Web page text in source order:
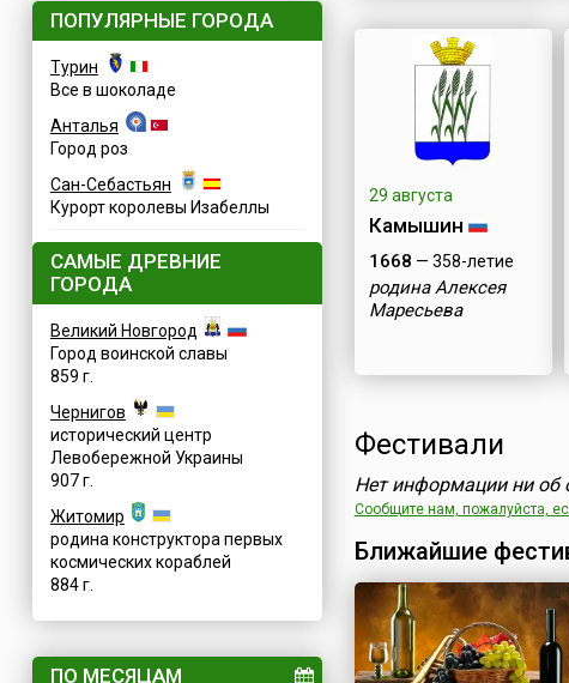
ПОПУЛЯРНЫЕ ГОРОДА
Турин
Все в шоколаде
Анталья
Город роз
Сан-Себастьян
Курорт королевы Изабеллы
САМЫЕ ДРЕВНИЕ
ГОРОДА
Великий Новгород
Город воинской славы
859 г.
Чернигов
исторический центр
Левобережной Украины
907 г.
Житомир
родина конструктора первых
космических кораблей
884 г.
ПО МЕСЯЦАМ
29 августа
Камышин
1668 — 358-летие
родина Алексея
Маресьева
Фестивали
Нет информации ни об
Сообщите нам, пожалуйста,
Ближайшие